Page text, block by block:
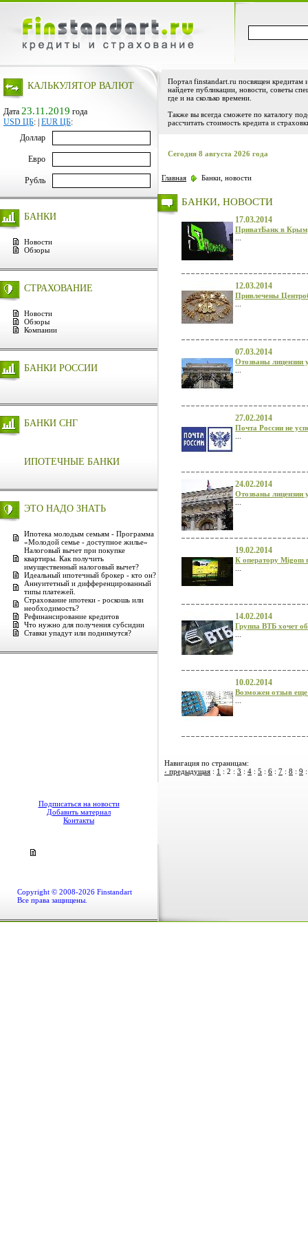
КАЛЬКУЛЯТОР ВАЛЮТ
Дата 23.11.2019 года
USD ЦБ: EUR ЦБ:
Доллар
Евро
Рубль
БАНКИ
Новости
Обзоры
СТРАХОВАНИЕ
Новости
Обзоры
Компании
БАНКИ РОССИИ
БАНКИ СНГ
ИПОТЕЧНЫЕ БАНКИ
ЭТО НАДО ЗНАТЬ
Ипотека молодым семьям - Программа
«Молодой семье - доступное жилье»
Налоговый вычет при покупке
квартиры. Как получить
имущественный налоговый вычет?
Идеальный ипотечный брокер - кто он?
Аннуитетный и дифференцированный
типы платежей.
Страхование ипотеки - роскошь или
необходимость?
Рефинансирование кредитов
Что нужно для получения субсидии
Ставки упадут или поднимутся?
Подписаться на новости
Добавить материал
Контакты
Copyright © 2008-2026 Finstandart
Все права защищены.
Портал finstandart.ru посвящен кредитам
найдете публикации, новости, советы
где и на сколько времени.
Также вы всегда сможете по каталогу
рассчитать стоимость кредита и
Сегодня 8 августа 2026 года
Главная Банки, новости
БАНКИ, НОВОСТИ
17.03.2014
ПриватБанк в
12.03.2014
Привлечены
07.03.2014
Отозваны лицензии
27.02.2014
Почта России не
24.02.2014
Отозваны лицензии
19.02.2014
К оператору Migom
14.02.2014
Группа ВТБ хочет
10.02.2014
Возможен отзыв еще
Навигация по страницам:
‹ предыдущая : 1 : 2 : 3 : 4 : 5 : 6 : 7 : 8 : 9